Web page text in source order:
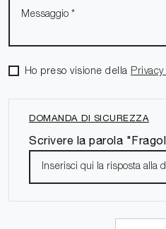
Ho preso visione della
DOMANDA DI SICUREZZA
Scrivere la parola